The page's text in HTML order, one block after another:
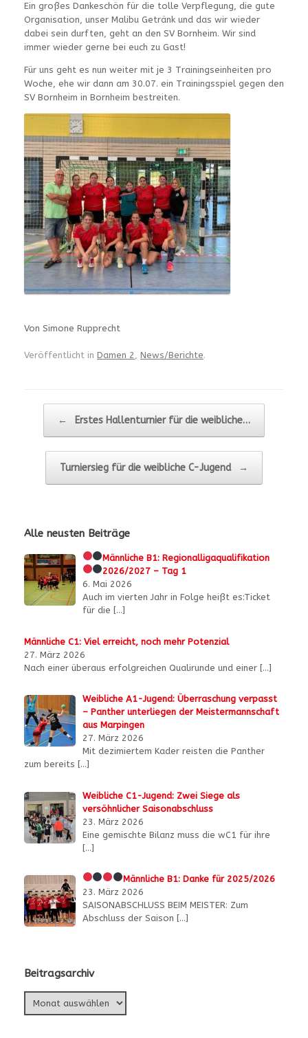
Ein großes Dankeschön für die tolle Verpflegung, die gute
Organisation, unser Malibu Getränk und das wir wieder
dabei sein durften, geht an den SV Bornheim. Wir sind
immer wieder gerne bei euch zu Gast!
Für uns geht es nun weiter mit je 3 Trainingseinheiten pro
Woche, ehe wir dann am 30.07. ein Trainingsspiel gegen den
SV Bornheim in Bornheim bestreiten.
Von Simone Rupprecht
Veröffentlicht in Damen 2 , News/Berichte.
← Erstes Hallenturnier für die weibliche…
Turniersieg für die weibliche C-Jugend →
Alle neusten Beiträge
Männliche B1:Regionalligaqualifikation
2026/2027 – Tag 1
6. Mai 2026
Auch im vierten Jahr in Folge heißt es:Ticket
für die […]
Männliche C1: Viel erreicht, noch mehr Potenzial
27. März 2026
Nach einer überaus erfolgreichen Qualirunde und einer […]
Weibliche A1-Jugend: Überraschung verpasst
– Panther unterliegen der Meistermannschaft
aus Marpingen
27. März 2026
Mit dezimiertem Kader reisten die Panther
zum bereits […]
Weibliche C1-Jugend: Zwei Siege als
versöhnlicher Saisonabschluss
23. März 2026
Eine gemischte Bilanz muss die wC1 für ihre
[…]
Männliche B1: Danke für 2025/2026
23. März 2026
SAISONABSCHLUSS BEIM MEISTER: Zum
Abschluss der Saison […]
Beitragsarchiv